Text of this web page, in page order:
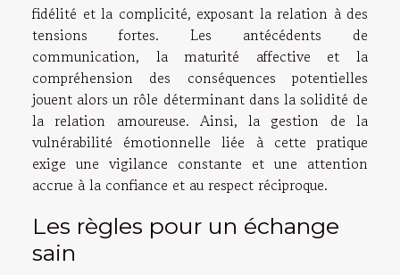
fidélité et la complicité, exposant la relation à des
tensions fortes. Les antécédents de
communication, la maturité affective et la
compréhension des conséquences potentielles
jouent alors un rôle déterminant dans la solidité de
la relation amoureuse. Ainsi, la gestion de la
vulnérabilité émotionnelle liée à cette pratique
exige une vigilance constante et une attention
accrue à la confiance et au respect réciproque.
Les règles pour un échange
sain